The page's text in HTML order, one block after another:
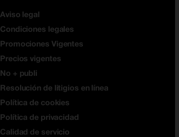
Aviso legal
Condiciones legales
Promociones Vigentes
Precios vigentes
No + publi
Resolución de litigios en línea
Política de cookies
Política de privacidad
Calidad de servicio